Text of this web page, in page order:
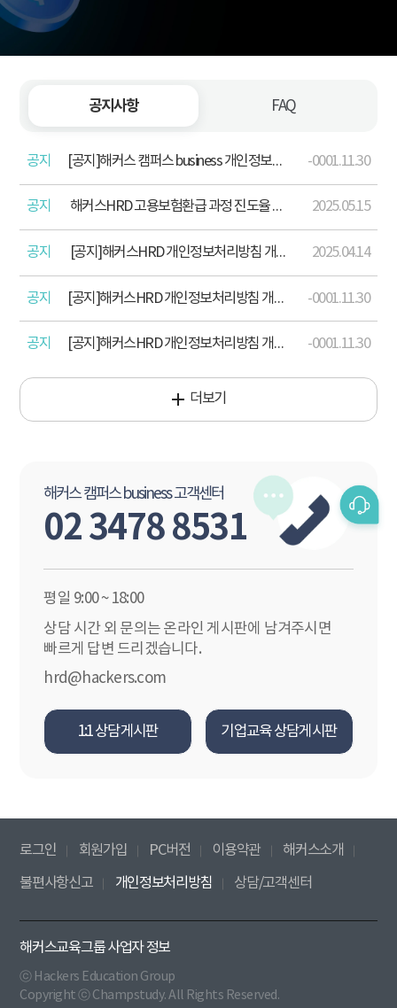
공지사항 FAQ
공지 [공지]해커스 캠퍼스 business 개인정보처리방침 개정 안내(2026. 4. 13.) -0001.11.30
공지 해커스HRD 고용보험환급 과정 진도율 산정 기준 포함 학습주의사항 안내 2025.05.15
공지 [공지]해커스HRD 개인정보처리방침 개정 안내(2025 .04.15) 2025.04.14
공지 [공지]해커스HRD 개인정보처리방침 개정 안내(2024. 12. 17) -0001.11.30
공지 [공지]해커스HRD 개인정보처리방침 개정 안내(2023. 8. 18.) -0001.11.30
더보기
해커스 캠퍼스 business 고객센터
02 3478 8531
평일 9:00 ~ 18:00
상담 시간 외 문의는 온라인 게시판에 남겨주시면
빠르게 답변 드리겠습니다.
hrd@hackers.com
1:1 상담게시판 기업교육 상담게시판
로그인 회원가입 PC버전 이용약관
해커스소개
불편사항신고
개인정보처리방침 상담/고객센터
해커스교육그룹 사업자 정보
ⓒ Hackers Education Group
Copyright ⓒ Champstudy. All Rights Reserved.